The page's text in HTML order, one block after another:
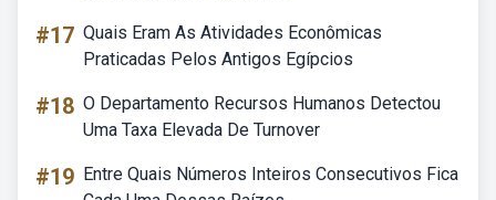
#17 Quais Eram As Atividades Econômicas
Praticadas Pelos Antigos Egípcios
#18 O Departamento Recursos Humanos Detectou
Uma Taxa Elevada De Turnover
#19 Entre Quais Números Inteiros Consecutivos Fica